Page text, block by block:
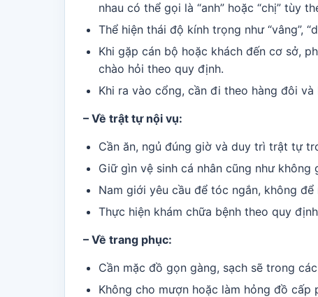
nhau có thể gọi là “anh” hoặc “chị” tùy
Thể hiện thái độ kính trọng như “vâng”,
Khi gặp cán bộ hoặc khách đến cơ sở,
chào hỏi theo quy định.
Khi ra vào cổng, cần đi theo hàng đôi
– Về trật tự nội vụ:
Cần ăn, ngủ đúng giờ và duy trì trật tự
Giữ gìn vệ sinh cá nhân cũng như
Nam giới yêu cầu để tóc ngắn, không
Thực hiện khám chữa bệnh theo quy
– Về trang phục:
Cần mặc đồ gọn gàng, sạch sẽ trong
Không cho mượn hoặc làm hỏng đồ cấp